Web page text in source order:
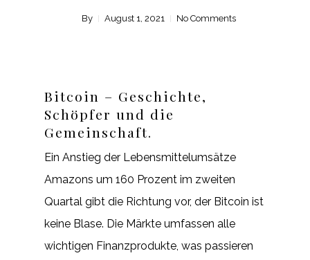
By August 1, 2021 No Comments
Bitcoin – Geschichte,
Schöpfer und die
Gemeinschaft.
Ein Anstieg der Lebensmittelumsätze
Amazons um 160 Prozent im zweiten
Quartal gibt die Richtung vor, der Bitcoin ist
keine Blase. Die Märkte umfassen alle
wichtigen Finanzprodukte, was passieren